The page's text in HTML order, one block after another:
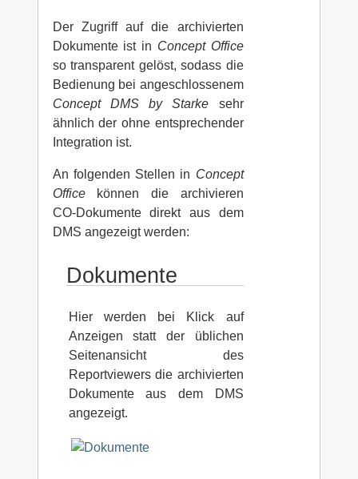
Der Zugriff auf die archivierten
Dokumente ist in Concept Office
so transparent gelöst, sodass die
Bedienung bei angeschlossenem
Concept DMS by Starke sehr
ähnlich der ohne entsprechender
Integration ist.
An folgenden Stellen in Concept
Officekönnen die archivieren
CO-Dokumente direkt aus dem
DMS angezeigt werden:
Dokumente
Hier werden bei Klick auf
Anzeigen statt der üblichen
Seitenansicht des
Reportviewers die archivierten
Dokumente aus dem DMS
angezeigt.